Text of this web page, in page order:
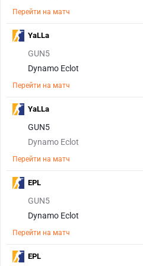
Перейти на матч
GUN5
Dynamo Eclot
Перейти на матч
YaLLa
GUN5
Dynamo Eclot
Перейти на матч
YaLLa
GUN5
Dynamo Eclot
Перейти на матч
EPL
EPL